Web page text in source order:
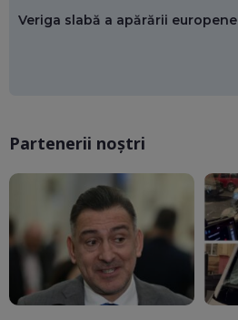
Veriga slabă a apărării europene
Partenerii noștri